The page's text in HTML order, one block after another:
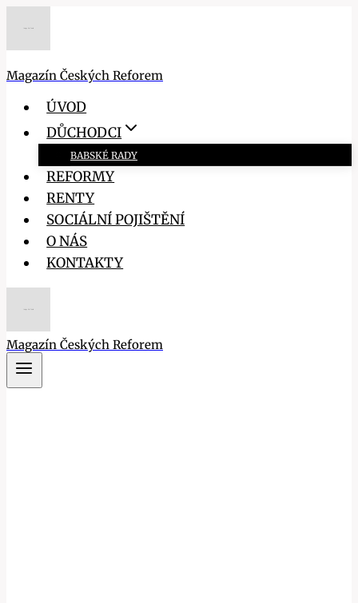
Magazín Českých Reforem
ÚVOD
DŮCHODCI
BABSKÉ RADY
REFORMY
RENTY
SOCIÁLNÍ POJIŠTĚNÍ
O NÁS
KONTAKTY
Magazín Českých Reforem